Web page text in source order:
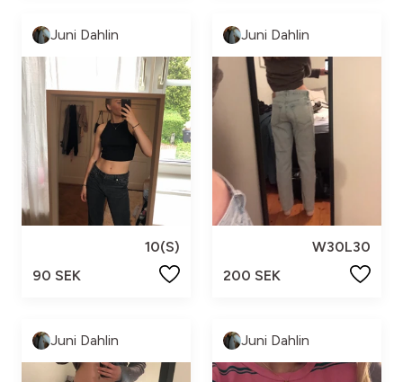
Juni Dahlin
10(S)
90 SEK
Juni Dahlin
W30L30
200 SEK
Juni Dahlin Juni Dahlin